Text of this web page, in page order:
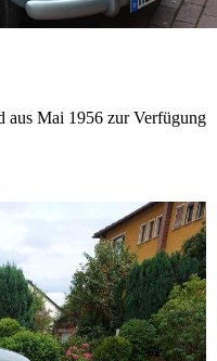
aus Mai 1956 zur Verfügung